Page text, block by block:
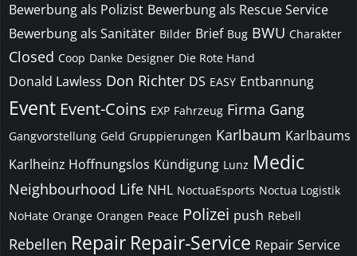
Bewerbung als Polizist Bewerbung als Rescue Service
Bewerbung als Sanitäter Bilder Brief Bug BWU Charakter
Closed Coop Danke Designer Die Rote Hand
Donald Lawless Don Richter DS EASY Entbannung
Event Event-Coins EXP Fahrzeug Firma Gang
Gangvorstellung Geld Gruppierungen Karlbaum Karlbaums
Karlheinz Hoffnungslos Kündigung Lunz Medic
Neighbourhood Life NHL NoctuaEsports Noctua Logistik
NoHate Orange Orangen Peace Polizei push Rebell
Rebellen Repair Repair-Service Repair Service